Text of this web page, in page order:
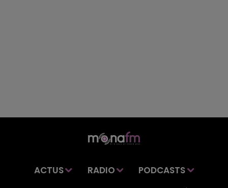
ACTUS RADIO
PODCASTS